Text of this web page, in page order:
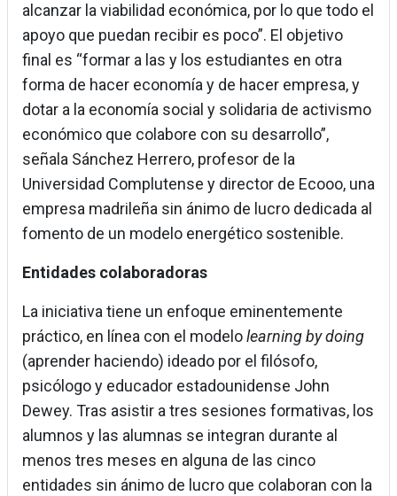
alcanzar la viabilidad económica, por lo que todo el
apoyo que puedan recibir es poco”. El objetivo
final es “formar a las y los estudiantes en otra
forma de hacer economía y de hacer empresa, y
dotar a la economía social y solidaria de activismo
económico que colabore con su desarrollo”,
señala Sánchez Herrero, profesor de la
Universidad Complutense y director de Ecooo, una
empresa madrileña sin ánimo de lucro dedicada al
fomento de un modelo energético sostenible.
Entidades colaboradoras
La iniciativa tiene un enfoque eminentemente
práctico, en línea con el modelolearning by doing
(aprender haciendo) ideado por el filósofo,
psicólogo y educador estadounidense John
Dewey. Tras asistir a tres sesiones formativas, los
alumnos y las alumnas se integran durante al
menos tres meses en alguna de las cinco
entidades sin ánimo de lucro que colaboran con la